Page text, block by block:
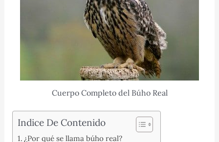
Cuerpo Completo del Búho Real
Indice De Contenido
¿Por qué se llama búho real?